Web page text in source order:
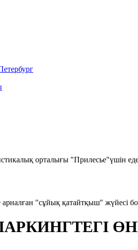
орталығы "Прилесье"үшін
"сұйық қатайтқыш" жүйесі